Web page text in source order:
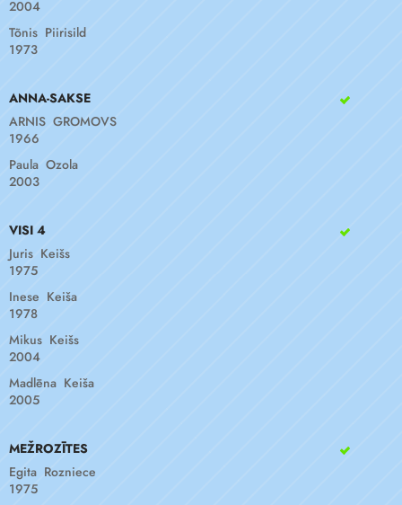
2004
Tõnis Piirisild
1973
ANNA-SAKSE
ARNIS GROMOVS
1966
Paula Ozola
2003
VISI 4
Juris Keišs
1975
Inese Keiša
1978
Mikus Keišs
2004
Madlēna Keiša
2005
MEŽROZĪTES
Egita Rozniece
1975